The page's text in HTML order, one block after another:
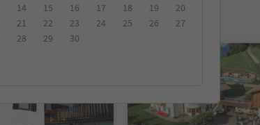
14
15 16 17 18 19
20
21
22 23 24 25 26
27
28
29 30
Nachhaltige Unterkunft